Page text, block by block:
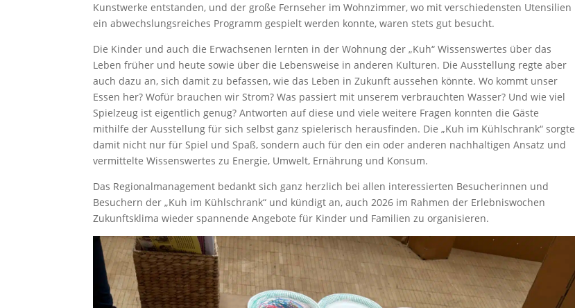
Kunstwerke entstanden, und der große Fernseher im Wohnzimmer, wo mit verschiedensten Utensilien
ein abwechslungsreiches Programm gespielt werden konnte, waren stets gut besucht.
Die Kinder und auch die Erwachsenen lernten in der Wohnung der „Kuh“ Wissenswertes über das
Leben früher und heute sowie über die Lebensweise in anderen Kulturen. Die Ausstellung regte aber
auch dazu an, sich damit zu befassen, wie das Leben in Zukunft aussehen könnte. Wo kommt unser
Essen her? Wofür brauchen wir Strom? Was passiert mit unserem verbrauchten Wasser? Und wie viel
Spielzeug ist eigentlich genug? Antworten auf diese und viele weitere Fragen konnten die Gäste
mithilfe der Ausstellung für sich selbst ganz spielerisch herausfinden. Die „Kuh im Kühlschrank“ sorgte
damit nicht nur für Spiel und Spaß, sondern auch für den ein oder anderen nachhaltigen Ansatz und
vermittelte Wissenswertes zu Energie, Umwelt, Ernährung und Konsum.
Das Regionalmanagement bedankt sich ganz herzlich bei allen interessierten Besucherinnen und
Besuchern der „Kuh im Kühlschrank“ und kündigt an, auch 2026 im Rahmen der Erlebniswochen
Zukunftsklima wieder spannende Angebote für Kinder und Familien zu organisieren.